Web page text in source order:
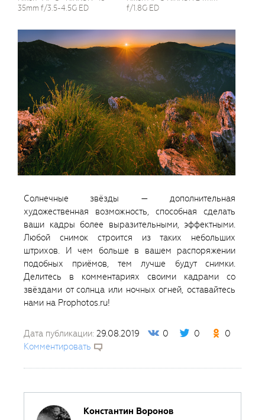
35mm f/3.5-4.5G ED
f/1.8G ED
Солнечные звёзды — дополнительная
художественная возможность, способная сделать
ваши кадры более выразительными, эффектными.
Любой снимок строится из таких небольших
штрихов. И чем больше в вашем распоряжении
подобных приёмов, тем лучше будут снимки.
Делитесь в комментариях своими кадрами со
звёздами от солнца или ночных огней, оставайтесь
нами на Prophotos.ru!
Дата публикации: 29.08.2019 0 0
0
Комментировать
Константин Воронов